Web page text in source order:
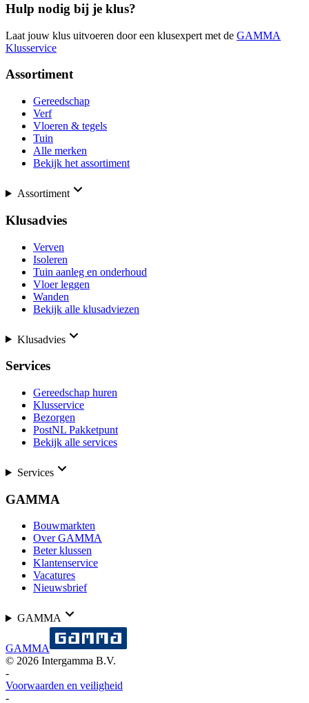
Hulp nodig bij je klus?
Laat jouw klus uitvoeren door een klusexpert met de GAMMA
Klusservice
Assortiment
Gereedschap
Verf
Vloeren & tegels
Tuin
Alle merken
Bekijk het assortiment
Assortiment
Klusadvies
Verven
Isoleren
Tuin aanleg en onderhoud
Vloer leggen
Wanden
Bekijk alle klusadviezen
Klusadvies
Services
Gereedschap huren
Klusservice
Bezorgen
PostNL Pakketpunt
Bekijk alle services
Services
GAMMA
Bouwmarkten
Over GAMMA
Beter klussen
Klantenservice
Vacatures
Nieuwsbrief
GAMMA
GAMMA
© 2026 Intergamma B.V.
-
Voorwaarden en veiligheid
-